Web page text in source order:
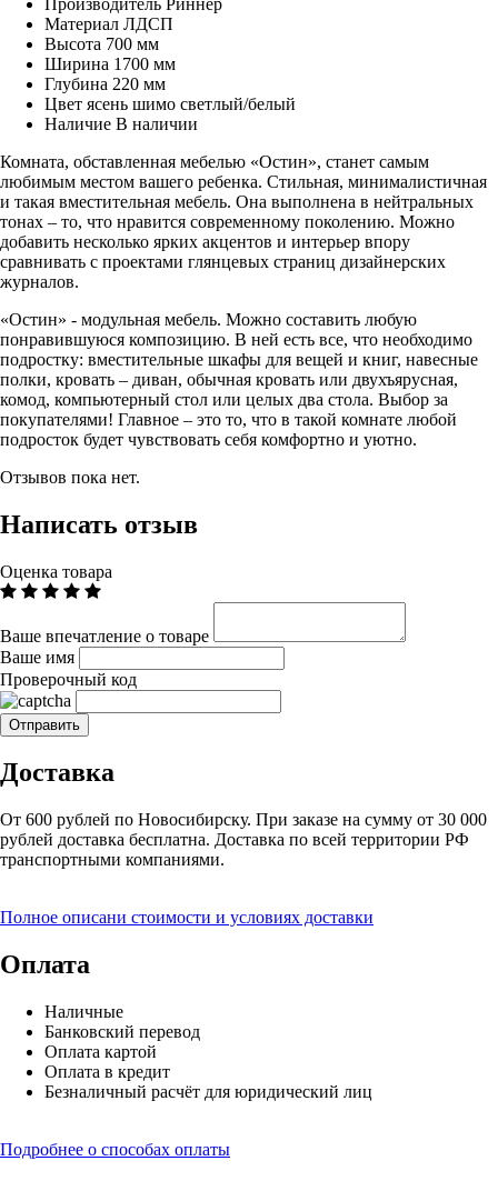
Материал ЛДСП
Высота 700 мм
Ширина 1700 мм
Глубина 220 мм
Цвет ясень шимо светлый/белый
Наличие В наличии
Комната, обставленная мебелью «Остин», станет самым
любимым местом вашего ребенка. Стильная, минималистичная
и такая вместительная мебель. Она выполнена в нейтральных
тонах – то, что нравится современному поколению. Можно
добавить несколько ярких акцентов и интерьер впору
сравнивать с проектами глянцевых страниц дизайнерских
журналов.
«Остин» - модульная мебель. Можно составить любую
понравившуюся композицию. В ней есть все, что необходимо
подростку: вместительные шкафы для вещей и книг, навесные
полки, кровать – диван, обычная кровать или двухъярусная,
комод, компьютерный стол или целых два стола. Выбор за
покупателями! Главное – это то, что в такой комнате любой
подросток будет чувствовать себя комфортно и уютно.
Отзывов пока нет.
Написать отзыв
Оценка товара
Ваше впечатление о товаре
Ваше имя
Проверочный код
Доставка
От 600 рублей по Новосибирску. При заказе на сумму от 30 000
рублей доставка бесплатна. Доставка по всей территории РФ
транспортными компаниями.
Полное описани стоимости и условиях доставки
Оплата
Наличные
Банковский перевод
Оплата картой
Оплата в кредит
Безналичный расчёт для юридический лиц
Подробнее о способах оплаты